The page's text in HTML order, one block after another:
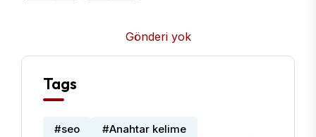
Gönderi yok
Tags
#seo
#Anahtar kelime